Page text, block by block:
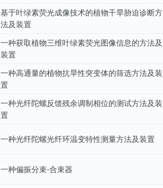
基于叶绿素荧光成像技术的植物干旱胁迫诊断方
法及装置
一种获取植物三维叶绿素荧光图像信息的方法及
装置
一种高通量的植物抗旱性突变体的筛选方法及装
置
一种光纤陀螺反馈残余调制相位的测试方法及装
置
一种光纤陀螺光纤环温变特性测量方法及装置
一种偏振分束-合束器